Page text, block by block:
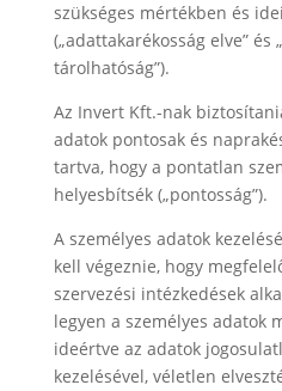
szükséges mértékben és
(„adattakarékosság elve” és
tárolhatóság”).
Az Invert Kft.-nak
adatok pontosak és
tartva, hogy a pontatlan
helyesbítsék („pontosság”).
A személyes adatok
kell végeznie, hogy
szervezési intézkedések
legyen a személyes adatok
ideértve az adatok
kezelésével, véletlen